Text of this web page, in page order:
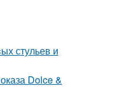
стульев и
Dolce &